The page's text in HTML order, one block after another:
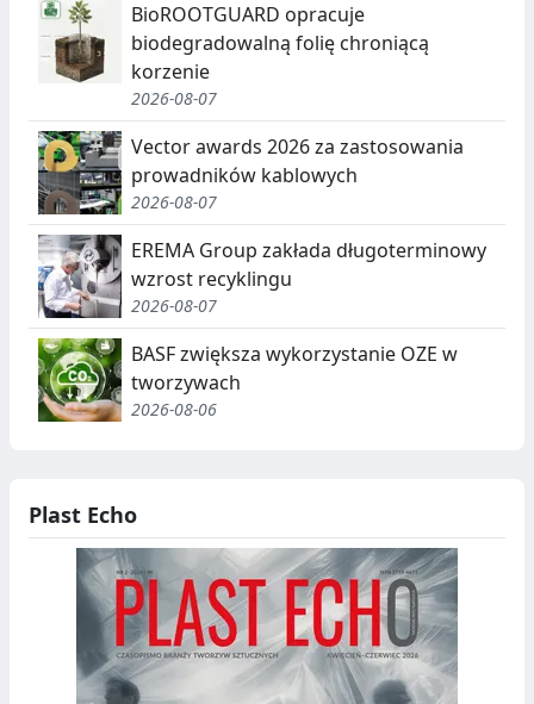
BioROOTGUARD opracuje
biodegradowalną folię chroniącą
korzenie
2026-08-07
Vector awards 2026 za zastosowania
prowadników kablowych
2026-08-07
EREMA Group zakłada długoterminowy
wzrost recyklingu
2026-08-07
BASF zwiększa wykorzystanie OZE w
tworzywach
2026-08-06
Plast Echo